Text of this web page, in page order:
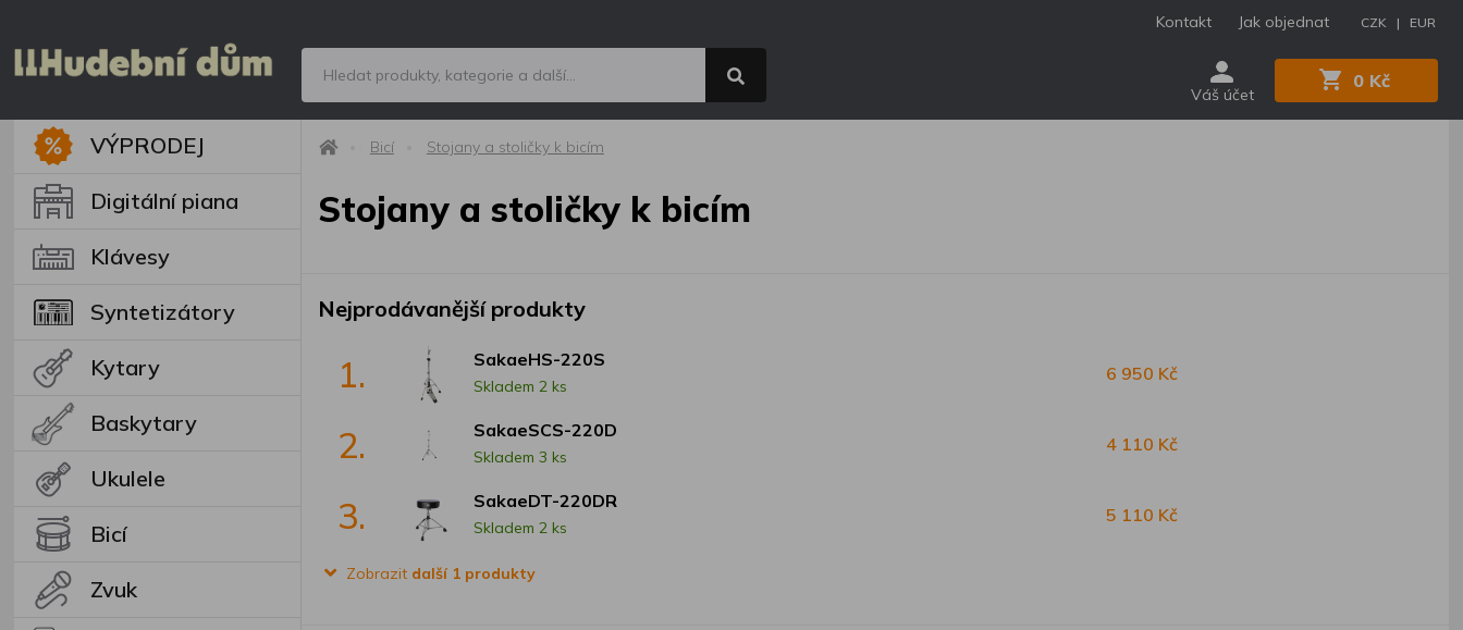
Kontakt Jak objednat CZK | EUR
Váš účet
0 Kč
VÝPRODEJ
Digitální piana
Klávesy
Syntetizátory
Kytary
Baskytary
Ukulele
Bicí
Zvuk
Bicí Stojany a stoličky k bicím
Stojany a stoličky k bicím
Nejprodávanější produkty
1. SakaeHS-220S
Skladem 2 ks
6 950 Kč
2. SakaeSCS-220D
Skladem 3 ks
4 110 Kč
3. SakaeDT-220DR
Skladem 2 ks
5 110 Kč
Zobrazit další 1 produkty